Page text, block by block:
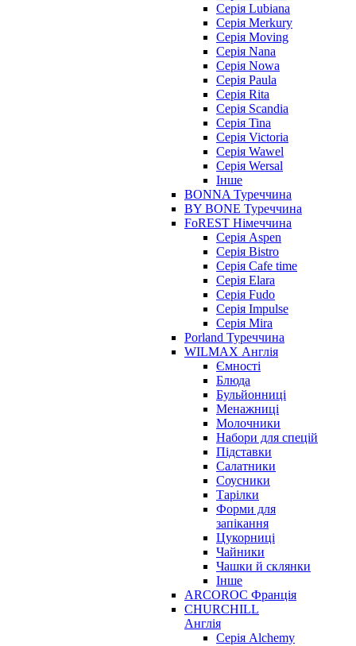
Серія Lubiana
Серія Merkury
Серія Moving
Серія Nana
Серія Nowa
Серія Paula
Серія Rita
Серія Scandia
Серія Tina
Серія Victoria
Серія Wawel
Серія Wersal
Інше
BONNA Туреччина
BY BONE Туреччина
FoREST Німеччина
Серія Aspen
Серія Bistro
Серія Cafe time
Серія Elara
Серія Fudo
Серія Impulse
Серія Mira
Porland Туреччина
WILMAX Англія
Ємності
Блюда
Бульйонниці
Менажниці
Молочники
Набори для спецій
Підставки
Салатники
Соусники
Тарілки
Форми для
запікання
Цукорниці
Чайники
Чашки й склянки
Інше
ARCOROC Франція
CHURCHILL
Англія
Серія Alchemy